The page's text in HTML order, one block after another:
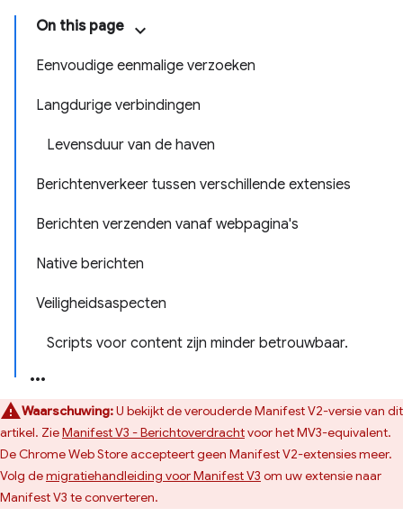
On this page
Eenvoudige eenmalige verzoeken
Langdurige verbindingen
Levensduur van de haven
Berichtenverkeer tussen verschillende extensies
Berichten verzenden vanaf webpagina's
Native berichten
Veiligheidsaspecten
Scripts voor content zijn minder betrouwbaar.
Waarschuwing:U bekijkt de verouderde Manifest V2-versie van dit
artikel. ZieManifest V3 - Berichtoverdrachtvoor het MV3-equivalent.
De Chrome Web Store accepteert geen Manifest V2-extensies meer.
Volg demigratiehandleiding voor Manifest V3 om uw extensie naar
Manifest V3 te converteren.